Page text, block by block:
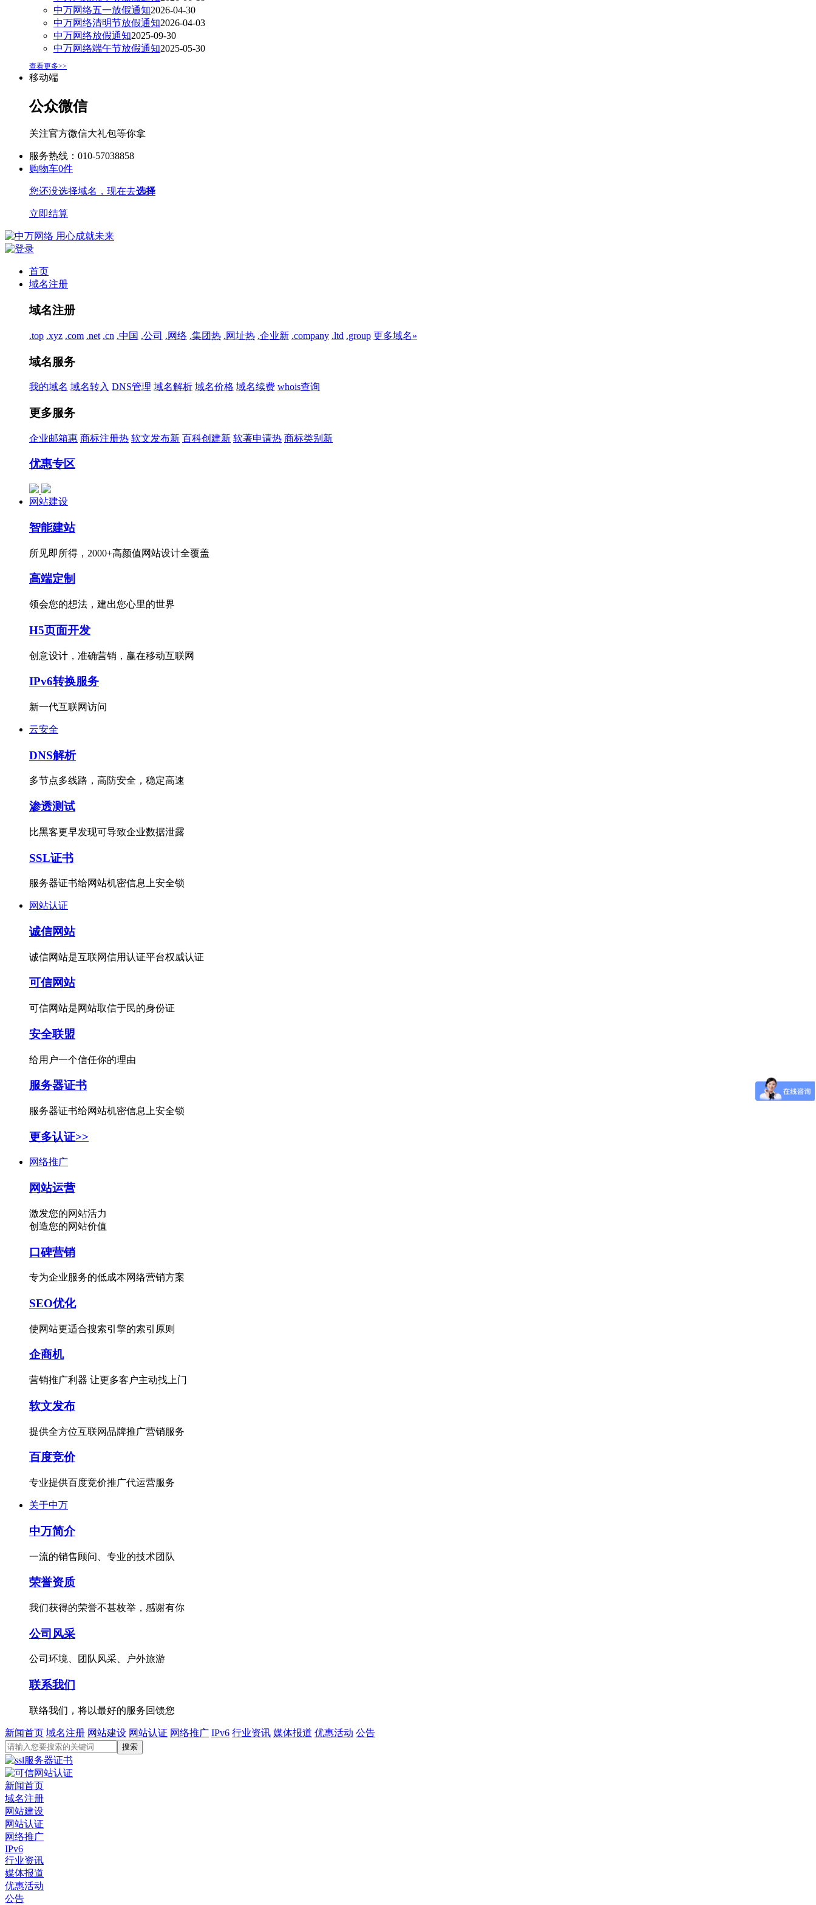
中万网络五一放假通知2026-04-30
中万网络清明节放假通知2026-04-03
中万网络放假通知2025-09-30
中万网络端午节放假通知2025-05-30
查看更多>>
移动端
公众微信
关注官方微信大礼包等你拿
服务热线：010-57038858
购物车0件
您还没选择域名，现在去选择
立即结算
首页
域名注册
域名注册
.top .xyz .com .net .cn .中国 .公司 .网络 .集团热 .网址热 .企业新 .company .ltd .group 更多域名»
域名服务
我的域名 域名转入 DNS管理 域名解析 域名价格 域名续费 whois查询
更多服务
企业邮箱惠 商标注册热 软文发布新 百科创建新 软著申请热 商标类别 新
优惠专区
网站建设
智能建站
所见即所得，2000+高颜值网站设计全覆盖
高端定制
领会您的想法，建出您心里的世界
H5页面开发
创意设计，准确营销，赢在移动互联网
IPv6转换服务
新一代互联网访问
云安全
DNS解析
多节点多线路，高防安全，稳定高速
渗透测试
比黑客更早发现可导致企业数据泄露
SSL证书
服务器证书给网站机密信息上安全锁
网站认证
诚信网站
诚信网站是互联网信用认证平台权威认证
可信网站
可信网站是网站取信于民的身份证
安全联盟
给用户一个信任你的理由
服务器证书
服务器证书给网站机密信息上安全锁
更多认证>>
网络推广
网站运营
激发您的网站活力
创造您的网站价值
口碑营销
专为企业服务的低成本网络营销方案
SEO优化
使网站更适合搜索引擎的索引原则
企商机
营销推广利器 让更多客户主动找上门
软文发布
提供全方位互联网品牌推广营销服务
百度竞价
专业提供百度竞价推广代运营服务
关于中万
中万简介
一流的销售顾问、专业的技术团队
荣誉资质
我们获得的荣誉不甚枚举，感谢有你
公司风采
公司环境、团队风采、户外旅游
联系我们
联络我们，将以最好的服务回馈您
新闻首页 域名注册 网站建设 网站认证 网络推广 IPv6 行业资讯 媒体报道 优惠活动 公告
新闻首页
域名注册
网站建设
网站认证
网络推广
IPv6
行业资讯
媒体报道
优惠活动
公告